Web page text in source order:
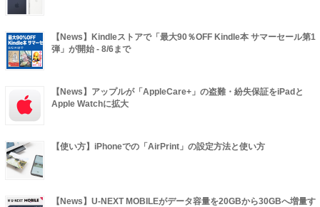
【News】Kindleストアで「最大90％OFF Kindle本 サマーセール第1
弾」が開始 - 8/6まで
【News】アップルが「AppleCare+」の盗難・紛失保証をiPadと
Apple Watchに拡大
【使い方】iPhoneでの「AirPrint」の設定方法と使い方
【News】U-NEXT MOBILEがデータ容量を20GBから30GBへ増量す